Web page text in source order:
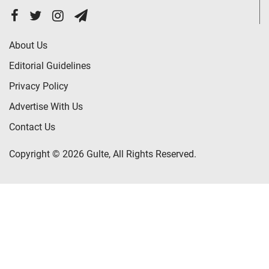
About Us
Editorial Guidelines
Privacy Policy
Advertise With Us
Contact Us
Copyright © 2026 Gulte, All Rights Reserved.